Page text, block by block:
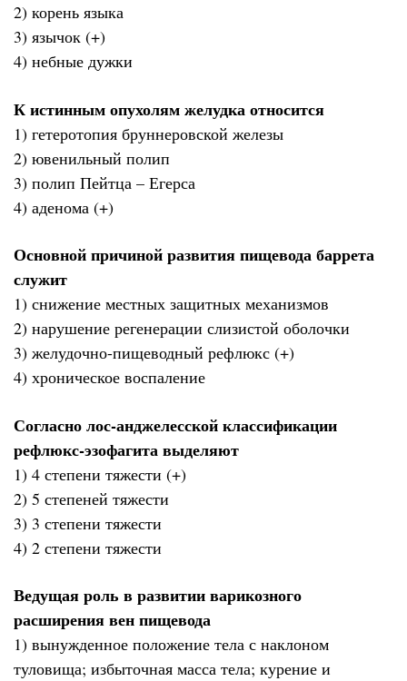
2) корень языка
3) язычок (+)
4) небные дужки
К истинным опухолям желудка относится
1) гетеротопия бруннеровской железы
2) ювенильный полип
3) полип Пейтца – Егерса
4) аденома (+)
Основной причиной развития пищевода баррета
служит
1) снижение местных защитных механизмов
2) нарушение регенерации слизистой оболочки
3) желудочно-пищеводный рефлюкс (+)
4) хроническое воспаление
Согласно лос-анджелесской классификации
рефлюкс-эзофагита выделяют
1) 4 степени тяжести (+)
2) 5 степеней тяжести
3) 3 степени тяжести
4) 2 степени тяжести
Ведущая роль в развитии варикозного
расширения вен пищевода
1) вынужденное положение тела с наклоном
туловища; избыточная масса тела; курение и